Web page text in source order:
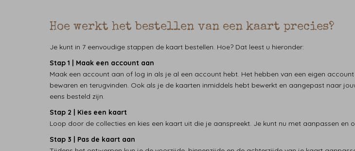
Hoe werkt het bestellen van een kaart precies?
Je kunt in 7 eenvoudige stappen de kaart bestellen. Hoe? Dat leest u hieronder:
Stap 1 | Maak een account aan
Maak een account aan of log in als je al een account hebt. Het hebben van een eigen
bewaren en terugvinden. Ook als je de kaarten inmiddels hebt bewerkt en aangepast naar
eens besteld zijn.
Stap 2 | Kies een kaart
Loop door de collecties en kies een kaart uit die je aanspreekt. Je kunt nu met aanpassen en
Stap 3 | Pas de kaart aan